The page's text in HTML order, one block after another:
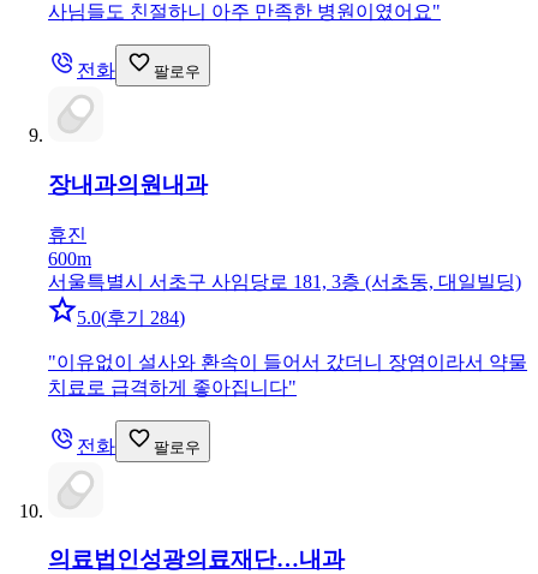
사님들도 친절하니 아주 만족한 병원이였어요"
전화 팔로우
장내과의원 내과
휴진
600m
서울특별시 서초구 사임당로 181, 3층 (서초동, 대일빌딩)
5.0(후기 284)
"이유없이 설사와 환속이 들어서 갔더니 장염이라서 약물
치료로 급격하게 좋아집니다"
전화 팔로우
의료법인성광의료재단…내과